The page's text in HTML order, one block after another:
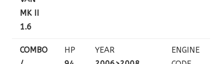
MK II
1.6
COMBO
HP
YEAR
ENGINE